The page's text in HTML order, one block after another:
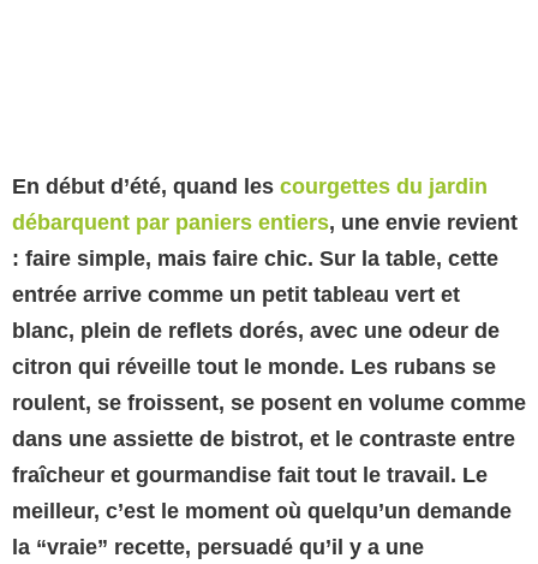
En début d’été, quand les courgettes du jardin
débarquent par paniers entiers, une envie revient
: faire simple, mais faire chic. Sur la table, cette
entrée arrive comme un petit tableau vert et
blanc, plein de reflets dorés, avec une odeur de
citron qui réveille tout le monde. Les rubans se
roulent, se froissent, se posent en volume comme
dans une assiette de bistrot, et le contraste entre
fraîcheur et gourmandise fait tout le travail. Le
meilleur, c’est le moment où quelqu’un demande
la “vraie” recette, persuadé qu’il y a une